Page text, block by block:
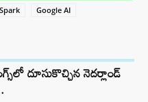
Google AI
దూసుకొచ్చిన నెదర్లాండ్